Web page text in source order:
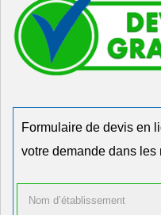
Formulaire de devis en
votre demande dans les